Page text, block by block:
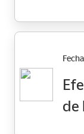
de